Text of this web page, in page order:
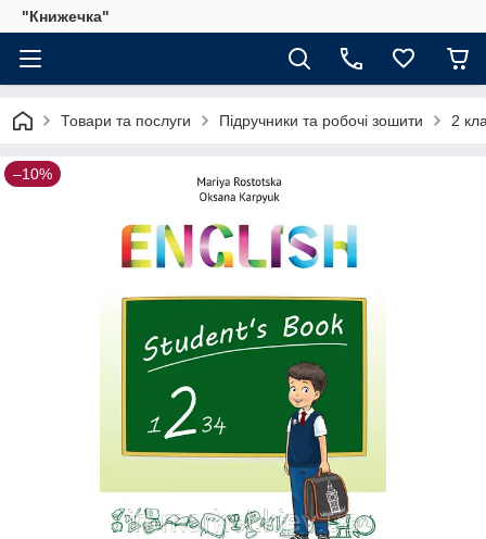
"Книжечка"
Товари та послуги Підручники та робочі зошити 2
–10%